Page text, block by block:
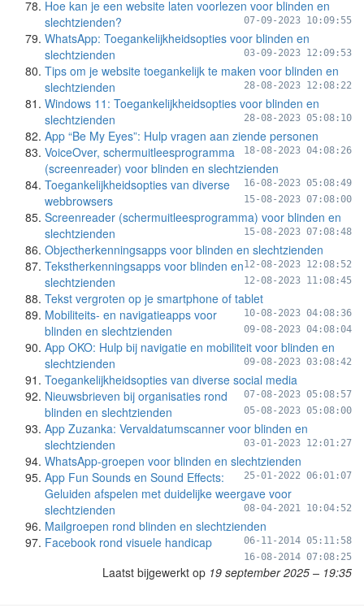
Hoe kan je een website laten voorlezen voor blinden en
slechtzienden?
07-09-2023 10:09:55
WhatsApp: Toegankelijkheidsopties voor blinden en
slechtzienden
03-09-2023 12:09:53
Tips om je website toegankelijk te maken voor blinden en
slechtzienden
28-08-2023 12:08:22
Windows 11: Toegankelijkheidsopties voor blinden en
slechtzienden
28-08-2023 05:08:10
App “Be My Eyes”: Hulp vragen aan ziende personen
18-08-2023 04:08:26
VoiceOver, schermuitleesprogramma
(screenreader) voor blinden en slechtzienden
16-08-2023 05:08:49
Toegankelijkheidsopties van diverse
webbrowsers
15-08-2023 07:08:00
Screenreader (schermuitleesprogramma) voor blinden en
slechtzienden
15-08-2023 07:08:48
Objectherkenningsapps voor blinden en slechtzienden
12-08-2023 12:08:52
Tekstherkenningsapps voor blinden en
slechtzienden
12-08-2023 11:08:45
Tekst vergroten op je smartphone of tablet
10-08-2023 04:08:36
Mobiliteits- en navigatieapps voor
blinden en slechtzienden
09-08-2023 04:08:04
App OKO: Hulp bij navigatie en mobiliteit voor blinden en
slechtzienden
09-08-2023 03:08:42
Toegankelijkheidsopties van diverse social media
07-08-2023 05:08:57
Nieuwsbrieven bij organisaties rond
blinden en slechtzienden
05-08-2023 05:08:00
App Zuzanka: Vervaldatumscanner voor blinden en
slechtzienden
03-01-2023 12:01:27
WhatsApp-groepen voor blinden en slechtzienden
25-01-2022 06:01:07
App Fun Sounds en Sound Effects:
Geluiden afspelen met duidelijke weergave voor
slechtzienden
08-04-2021 10:04:52
Mailgroepen rond blinden en slechtzienden
06-11-2014 05:11:58
Facebook rond visuele handicap
16-08-2014 07:08:25
Laatst bijgewerkt op 19 september 2025 – 19:35